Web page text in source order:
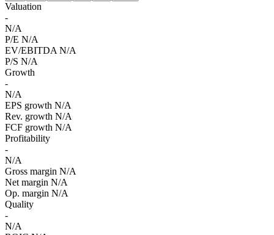
Valuation
-
N/A
P/E N/A
EV/EBITDA N/A
P/S N/A
Growth
-
N/A
EPS growth N/A
Rev. growth N/A
FCF growth N/A
Profitability
-
N/A
Gross margin N/A
Net margin N/A
Op. margin N/A
Quality
-
N/A